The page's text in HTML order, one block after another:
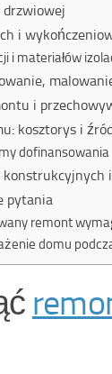
drzwiowej
i
i materiałów
i
kosztorys i
dofinansowania
pytania
remont
domu